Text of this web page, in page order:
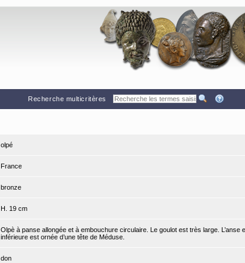
Recherche multicritères
olpé
France
bronze
H. 19 cm
Olpè à panse allongée et à embouchure circulaire. Le goulot est très large.
inférieure est ornée d’une tête de Méduse.
don